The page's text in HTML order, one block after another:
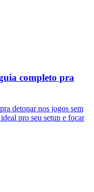
completo pra
detonar nos jogos sem
pro seu setup e focar